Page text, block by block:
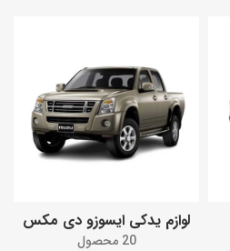
لوازم یدکی ایسوزو دی مکس
20 محصول